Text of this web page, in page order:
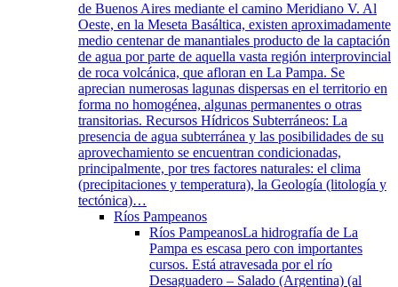
de Buenos Aires mediante el camino Meridiano V. Al
Oeste, en la Meseta Basáltica, existen aproximadamente
medio centenar de manantiales producto de la captación
de agua por parte de aquella vasta región interprovincial
de roca volcánica, que afloran en La Pampa. Se
aprecian numerosas lagunas dispersas en el territorio en
forma no homogénea, algunas permanentes o otras
transitorias. Recursos Hídricos Subterráneos: La
presencia de agua subterránea y las posibilidades de su
aprovechamiento se encuentran condicionadas,
principalmente, por tres factores naturales: el clima
(precipitaciones y temperatura), la Geología (litología y
tectónica)…
Ríos Pampeanos
Ríos PampeanosLa hidrografía de La
Pampa es escasa pero con importantes
cursos. Está atravesada por el río
Desaguadero – Salado (Argentina) (al